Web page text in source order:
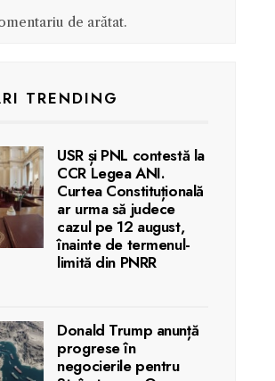
de arătat.
TRENDING
USR și PNL contestă la
CCR Legea ANI.
Curtea Constituțională
ar urma să judece
cazul pe 12 august,
înainte de termenul-
limită din PNRR
Donald Trump anunță
progrese în
negocierile pentru